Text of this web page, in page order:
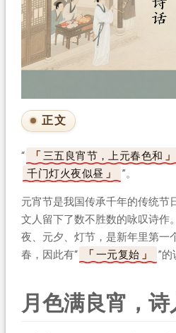
正文
“ 三五良宵节，上元春色和
千门灯火夜似昼
”。
元宵节是我国传承千年的传统节
文人留下了数不胜数的咏叹诗作
夜、元夕、灯节，是新年里第一
春，因此有“
一元复始 ”的
月色满良宵，